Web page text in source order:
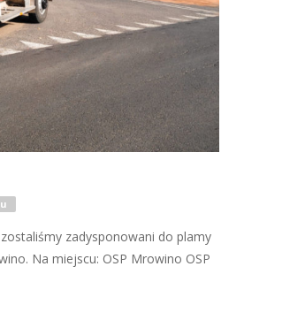
zadysponowani do plamy
Na miejscu: OSP Mrowino OSP